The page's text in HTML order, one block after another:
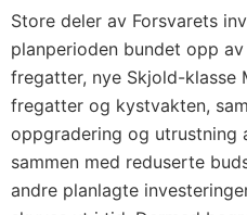
Store deler av Forsvarets
planperioden bundet opp
fregatter, nye Skjold-klasse
fregatter og kystvakten,
oppgradering og utrustning
sammen med reduserte
andre planlagte